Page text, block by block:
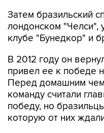
Затем бразильский
лондонском "Челси",
клубе "Бунедкор" и
В 2012 году он
привел ее к победе
Перед домашним
команду считали
победу, но
которую от них